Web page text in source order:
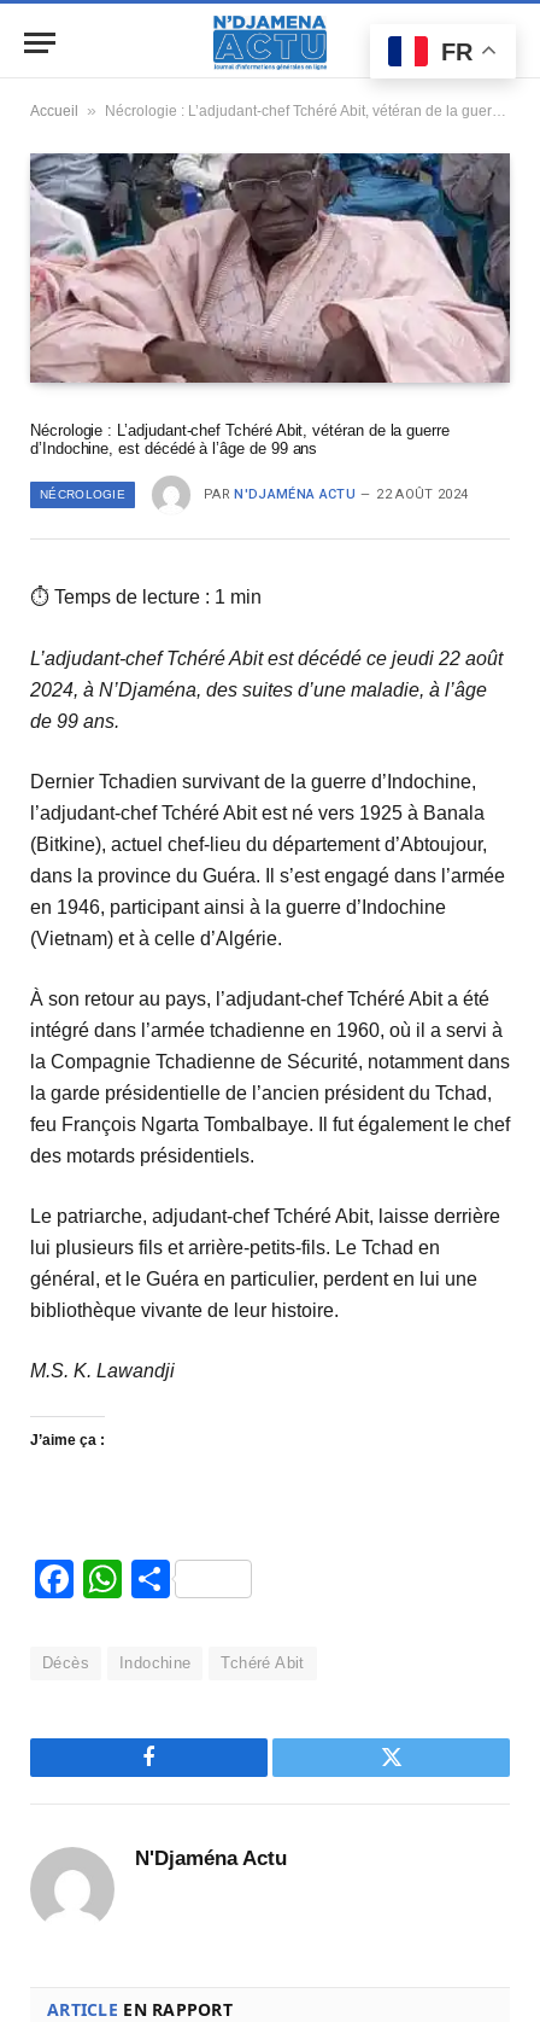
Accueil » Nécrologie : L’adjudant-chef Tchéré Abit, vétéran de la guerre d’Indochine, est décédé à l’âge de 99 ans
Nécrologie : L’adjudant-chef Tchéré Abit, vétéran de la guerre
d’Indochine, est décédé à l’âge de 99 ans
NÉCROLOGIE PAR N'DJAMÉNA ACTU 22 AOÛT 2024
⏱ Temps de lecture : 1 min
L’adjudant-chef Tchéré Abit est décédé ce jeudi 22 août
2024, à N’Djaména, des suites d’une maladie, à l’âge
de 99 ans.
Dernier Tchadien survivant de la guerre d’Indochine,
l’adjudant-chef Tchéré Abit est né vers 1925 à Banala
(Bitkine), actuel chef-lieu du département d’Abtoujour,
dans la province du Guéra. Il s’est engagé dans l’armée
en 1946, participant ainsi à la guerre d’Indochine
(Vietnam) et à celle d’Algérie.
À son retour au pays, l’adjudant-chef Tchéré Abit a été
intégré dans l’armée tchadienne en 1960, où il a servi à
la Compagnie Tchadienne de Sécurité, notamment dans
la garde présidentielle de l’ancien président du Tchad,
feu François Ngarta Tombalbaye. Il fut également le chef
des motards présidentiels.
Le patriarche, adjudant-chef Tchéré Abit, laisse derrière
lui plusieurs fils et arrière-petits-fils. Le Tchad en
général, et le Guéra en particulier, perdent en lui une
bibliothèque vivante de leur histoire.
M.S. K. Lawandji
J’aime ça :
Facebook
WhatsApp
Partager
Décès Indochine Tchéré Abit
Facebook Twitter
N'Djaména Actu
ARTICLE EN RAPPORT
FR